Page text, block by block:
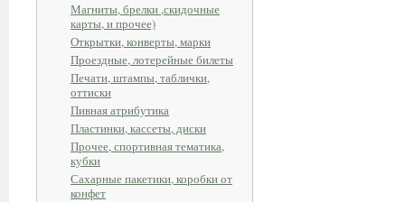
Магниты, брелки ,скидочные
карты, и прочее)
Открытки, конверты, марки
Проездные, лотерейные билеты
Печати, штампы, таблички,
оттиски
Пивная атрибутика
Пластинки, кассеты, диски
Прочее, спортивная тематика,
кубки
Сахарные пакетики, коробки от
конфет